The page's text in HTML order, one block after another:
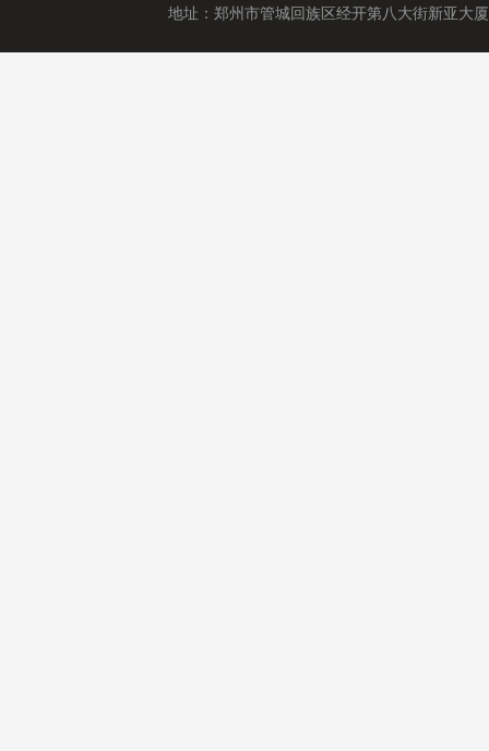
地址：郑州市管城回族区经开第八大街新亚大